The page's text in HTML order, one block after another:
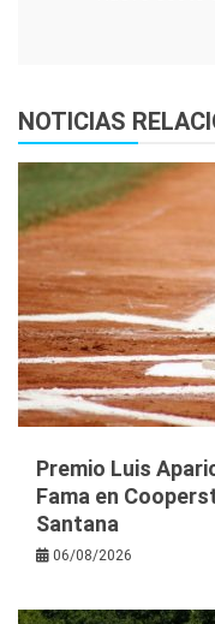
NOTICIAS
Premio Luis
Fama en
Santana
06/08/2026